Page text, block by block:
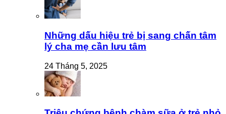
Những dấu hiệu trẻ bị sang chấn tâm
lý cha mẹ cần lưu tâm
24 Tháng 5, 2025